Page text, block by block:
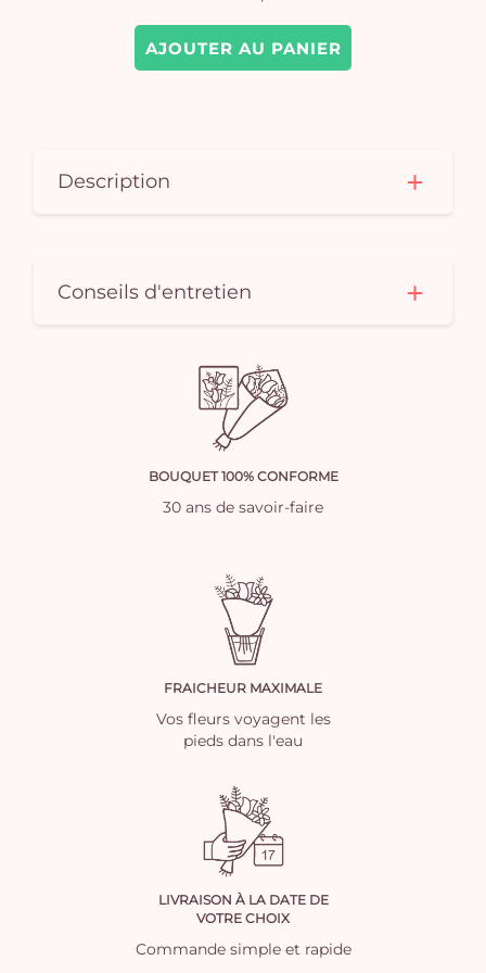
AJOUTER AU PANIER
Description
Conseils d'entretien
BOUQUET 100% CONFORME
30 ans de savoir-faire
FRAICHEUR MAXIMALE
Vos fleurs voyagent les
pieds dans l'eau
LIVRAISON À LA DATE DE
VOTRE CHOIX
Commande simple et rapide